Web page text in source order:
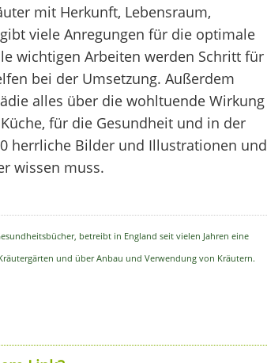
mit Herkunft, Lebensraum,
viele Anregungen für die optimale
wichtigen Arbeiten werden Schritt für
bei der Umsetzung. Außerdem
alles über die wohltuende Wirkung
für die Gesundheit und in der
herrliche Bilder und Illustrationen und
wissen muss.
betreibt in England seit vielen Jahren eine
und über Anbau und Verwendung von Kräutern.